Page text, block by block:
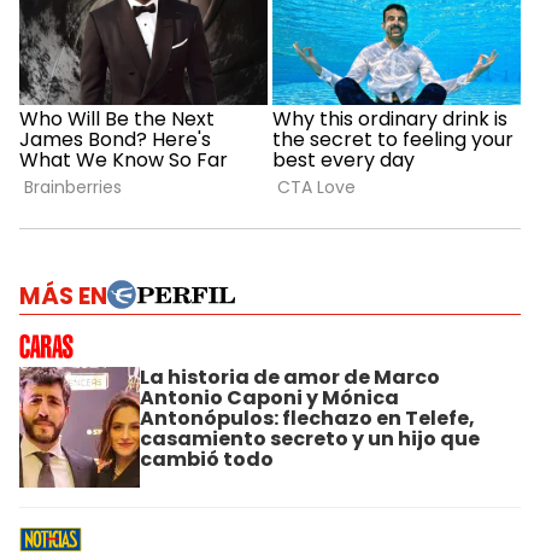
MÁS EN
La historia de amor de Marco
Antonio Caponi y Mónica
Antonópulos: flechazo en Telefe,
casamiento secreto y un hijo que
cambió todo